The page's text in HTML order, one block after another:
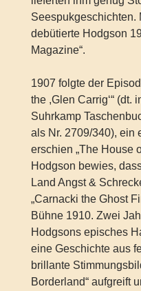
Seespukgeschichten.
debütierte Hodgson
Magazine“.
1907 folgte der
the ,Glen Carrig‘“ (dt.
Suhrkamp
als Nr. 2709/340), ein
erschien „The House
Hodgson bewies,
Land Angst &
„Carnacki the Ghost
Bühne 1910. Zwei
Hodgsons episches
eine Geschichte aus
brillante
Borderland“ aufgreift